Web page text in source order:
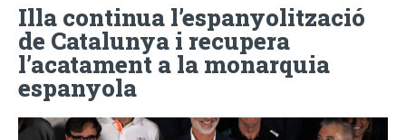
Illa continua l’espanyolització
de Catalunya i recupera
l’acatament a la monarquia
espanyola